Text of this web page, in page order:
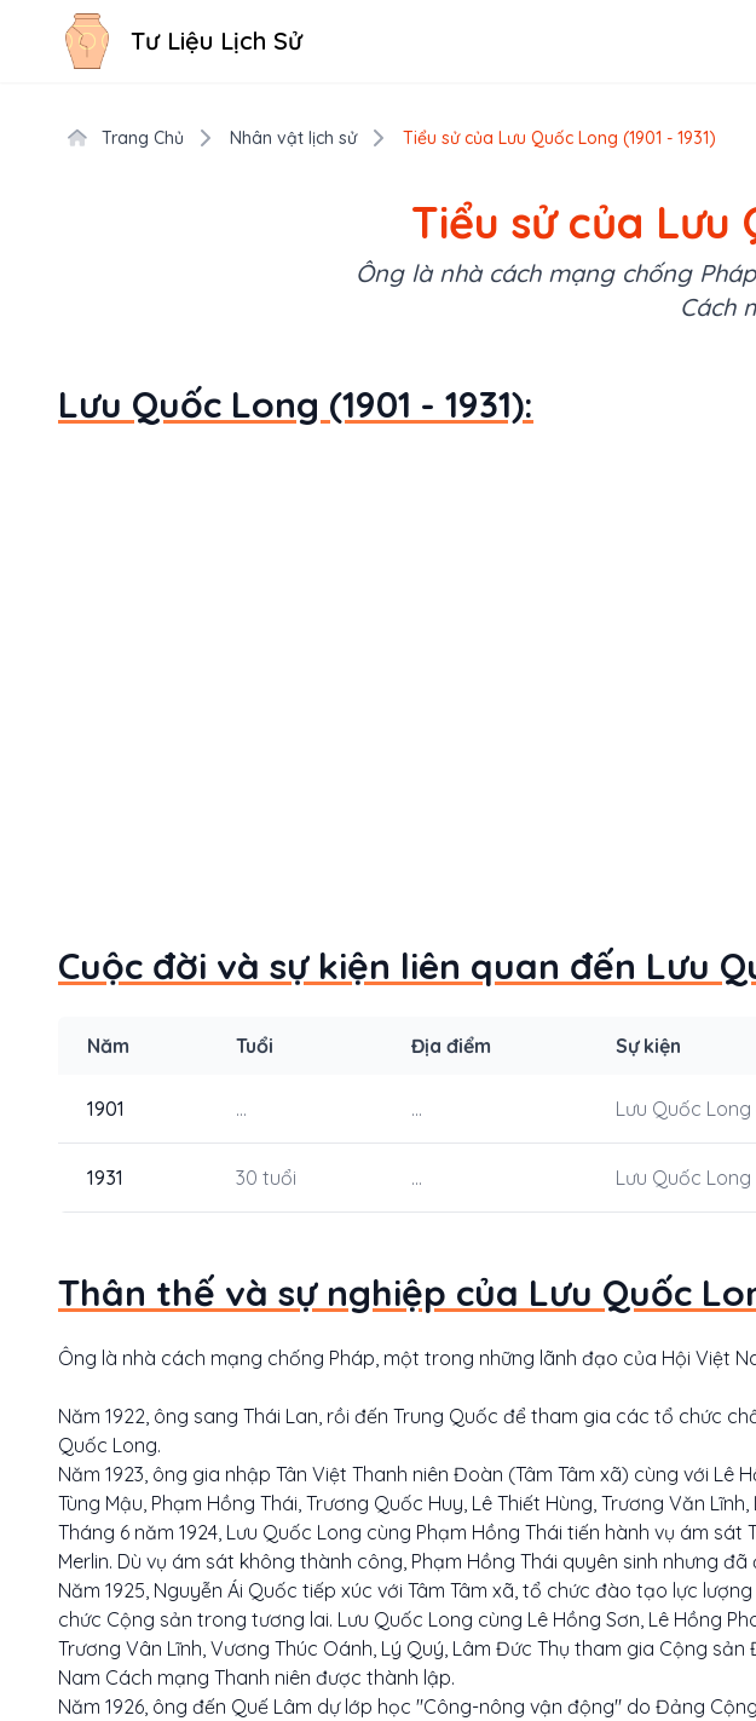
Tư Liệu Lịch Sử
Trang Chủ Nhân vật lịch sử Tiểu sử của Lưu Quốc Long (1901 - 1931)
Tiểu sử của Lưu
Ông là nhà cách mạng chống
Cách
Lưu Quốc Long (1901 - 1931):
Cuộc đời và sự kiện liên quan đến Lưu
Năm Tuổi Địa điểm Sự kiện
1901 ... ... Lưu Quốc
1931 30 tuổi ... Lưu Quốc
Thân thế và sự nghiệp của Lưu Quốc
Ông là nhà cách mạng chống Pháp, một trong những lãnh đạo của Hội Việt
Năm 1922, ông sang Thái Lan, rồi đến Trung Quốc để tham gia các tổ chức
Quốc Long.
Năm 1923, ông gia nhập Tân Việt Thanh niên Đoàn (Tâm Tâm xã) cùng với Lê
Tùng Mậu, Phạm Hồng Thái, Trương Quốc Huy, Lê Thiết Hùng, Trương Văn
Tháng 6 năm 1924, Lưu Quốc Long cùng Phạm Hồng Thái tiến hành vụ ám
Merlin. Dù vụ ám sát không thành công, Phạm Hồng Thái quyên sinh nhưng đã
Năm 1925, Nguyễn Ái Quốc tiếp xúc với Tâm Tâm xã, tổ chức đào tạo lực
chức Cộng sản trong tương lai. Lưu Quốc Long cùng Lê Hồng Sơn, Lê Hồng
Trương Vân Lĩnh, Vương Thúc Oánh, Lý Quý, Lâm Đức Thụ tham gia Cộng sản
Nam Cách mạng Thanh niên được thành lập.
Năm 1926, ông đến Quế Lâm dự lớp học "Công-nông vận động" do Đảng